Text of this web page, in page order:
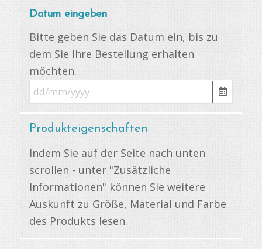
Datum eingeben
Bitte geben Sie das Datum ein, bis zu
dem Sie Ihre Bestellung erhalten
möchten.
Produkteigenschaften
Indem Sie auf der Seite nach unten
scrollen - unter "Zusätzliche
Informationen" können Sie weitere
Auskunft zu Größe, Material und Farbe
des Produkts lesen.